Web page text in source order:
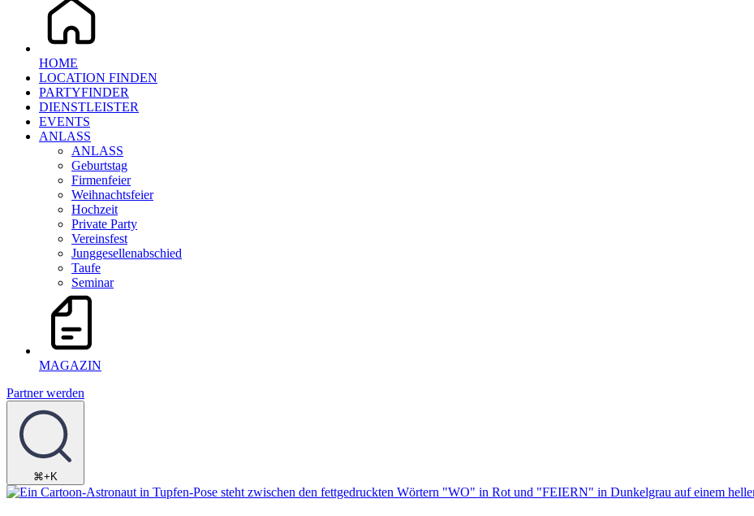
HOME
LOCATION FINDEN
PARTYFINDER
DIENSTLEISTER
EVENTS
ANLASS
ANLASS
Geburtstag
Firmenfeier
Weihnachtsfeier
Hochzeit
Private Party
Vereinsfest
Junggesellenabschied
Taufe
Seminar
MAGAZIN
Partner werden
⌘+K